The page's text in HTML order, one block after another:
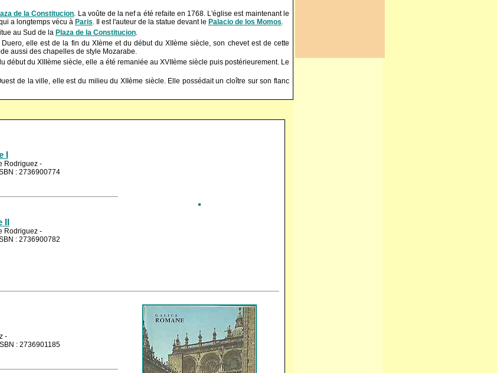
de la Constitucion . La voûte de la nef a été refaite en 1768. L'église est maintenant le
a longtemps vécu à Paris . Il est l'auteur de la statue devant le Palacio de los Momos
au Sud de la Plaza de la Constitucion.
elle est de la fin du XIème et du début du XIIème siècle, son chevet est de cette
aussi des chapelles de style Mozarabe.
début du XIIIème siècle, elle a été remaniée au XVIIème siècle puis postérieurement. Le
de la ville, elle est du milieu du XIIème siècle. Elle possédait un cloître sur son flanc
I
Rodriguez -
: 2736900774
II
Rodriguez -
: 2736900782
-
: 2736901185